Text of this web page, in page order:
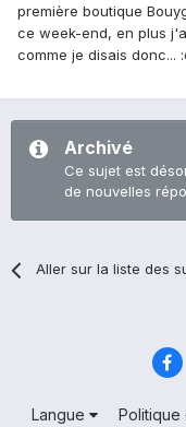
première boutique
ce week-end, en plus
comme je disais donc...
Archivé
Ce sujet est
de nouvelles
Aller sur la liste des
Langue Politique